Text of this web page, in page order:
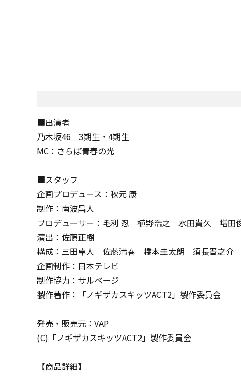
■出演者
乃木坂46 3期生・4期生
MC：さらば青春の光
■スタッフ
企画プロデュース：秋元 康
制作：南波昌人
プロデューサー：毛利 忍 植野浩之 水田貴久 増田
演出：佐藤正樹
構成：三田卓人 佐藤満春 橋本圭太朗 須長晋之
企画制作：日本テレビ
制作協力：サルベージ
製作著作：「ノギザカスキッツACT2」製作委員会
発売・販売元：VAP
(C)「ノギザカスキッツACT2」製作委員会
【商品詳細】